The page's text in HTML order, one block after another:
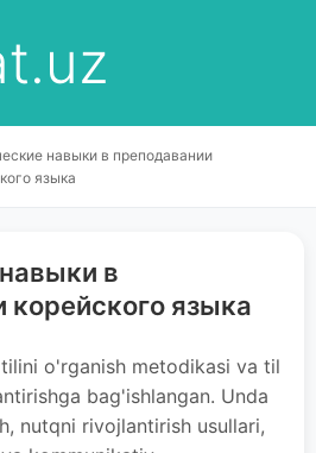
навыки в преподавании
языка
в
корейского языка
o'rganish metodikasi va til
bag'ishlangan. Unda
nutqni rivojlantirish usullari,